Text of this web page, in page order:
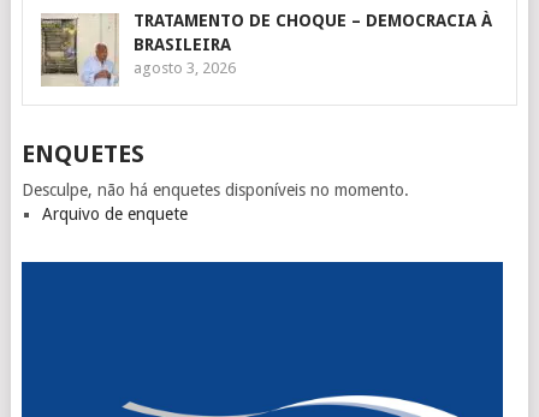
TRATAMENTO DE CHOQUE – DEMOCRACIA À
BRASILEIRA
agosto 3, 2026
ENQUETES
Desculpe, não há enquetes disponíveis no momento.
Arquivo de enquete